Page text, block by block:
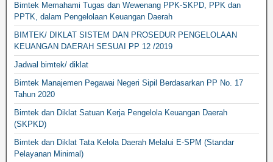
Bimtek Memahami Tugas dan Wewenang PPK-SKPD, PPK dan
PPTK, dalam Pengelolaan Keuangan Daerah
BIMTEK/ DIKLAT SISTEM DAN PROSEDUR PENGELOLAAN
KEUANGAN DAERAH SESUAI PP 12 /2019
Jadwal bimtek/ diklat
Bimtek Manajemen Pegawai Negeri Sipil Berdasarkan PP No. 17
Tahun 2020
Bimtek dan Diklat Satuan Kerja Pengelola Keuangan Daerah
(SKPKD)
Bimtek dan Diklat Tata Kelola Daerah Melalui E-SPM (Standar
Pelayanan Minimal)